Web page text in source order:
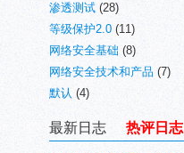
渗透测试 (28)
等级保护2.0 (11)
网络安全基础 (8)
网络安全技术和产品 (7)
默认 (4)
最新日志 热评日志